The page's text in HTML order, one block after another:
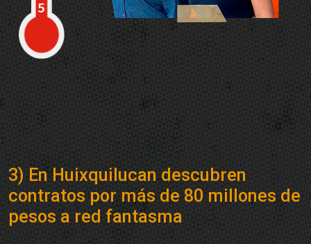
3) En Huixquilucan descubren
contratos por más de 80 millones de
pesos a red fantasma